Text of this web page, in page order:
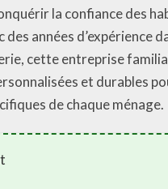
la confiance des
des années d’expérience
cette entreprise
et durables
de chaque ménage.